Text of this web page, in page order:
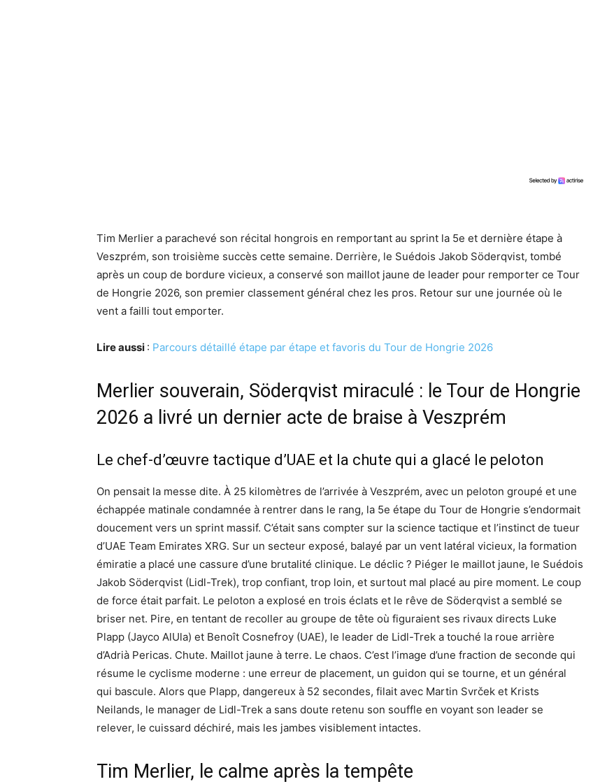
Tim Merlier a parachevé son récital hongrois en remportant au sprint la 5e et dernière étape à
Veszprém, son troisième succès cette semaine. Derrière, le Suédois Jakob Söderqvist, tombé
après un coup de bordure vicieux, a conservé son maillot jaune de leader pour remporter ce Tour
de Hongrie 2026, son premier classement général chez les pros. Retour sur une journée où le
vent a failli tout emporter.
Lire aussi : Parcours détaillé étape par étape et favoris du Tour de Hongrie 2026
Merlier souverain, Söderqvist miraculé : le Tour de Hongrie
2026 a livré un dernier acte de braise à Veszprém
Le chef-d’œuvre tactique d’UAE et la chute qui a glacé le peloton
On pensait la messe dite. À 25 kilomètres de l’arrivée à Veszprém, avec un peloton groupé et une
échappée matinale condamnée à rentrer dans le rang, la 5e étape du Tour de Hongrie s’endormait
doucement vers un sprint massif. C’était sans compter sur la science tactique et l’instinct de tueur
d’UAE Team Emirates XRG. Sur un secteur exposé, balayé par un vent latéral vicieux, la formation
émiratie a placé une cassure d’une brutalité clinique. Le déclic ? Piéger le maillot jaune, le Suédois
Jakob Söderqvist (Lidl-Trek), trop confiant, trop loin, et surtout mal placé au pire moment. Le coup
de force était parfait. Le peloton a explosé en trois éclats et le rêve de Söderqvist a semblé se
briser net. Pire, en tentant de recoller au groupe de tête où figuraient ses rivaux directs Luke
Plapp (Jayco AlUla) et Benoît Cosnefroy (UAE), le leader de Lidl-Trek a touché la roue arrière
d’Adrià Pericas. Chute. Maillot jaune à terre. Le chaos. C’est l’image d’une fraction de seconde qui
résume le cyclisme moderne : une erreur de placement, un guidon qui se tourne, et un général
qui bascule. Alors que Plapp, dangereux à 52 secondes, filait avec Martin Svrček et Krists
Neilands, le manager de Lidl-Trek a sans doute retenu son souffle en voyant son leader se
relever, le cuissard déchiré, mais les jambes visiblement intactes.
Tim Merlier, le calme après la tempête